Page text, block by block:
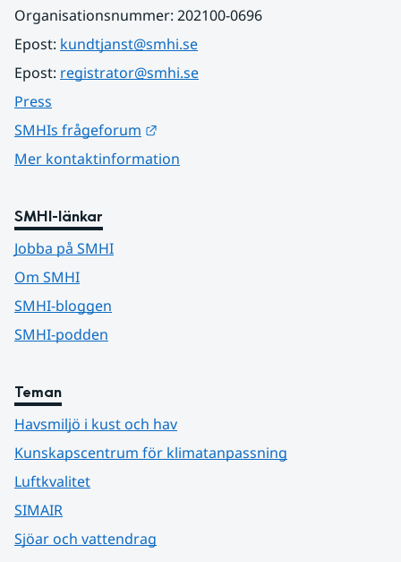
Organisationsnummer: 202100-0696
Epost: kundtjanst@smhi.se
Epost: registrator@smhi.se
Press
SMHIs frågeforum
Mer kontaktinformation
SMHI-länkar
Jobba på SMHI
Om SMHI
SMHI-bloggen
SMHI-podden
Teman
Havsmiljö i kust och hav
Kunskapscentrum för klimatanpassning
Luftkvalitet
SIMAIR
Sjöar och vattendrag